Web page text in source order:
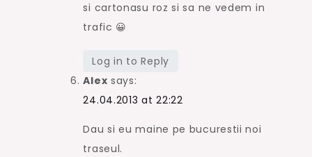
si cartonasu roz si sa ne vedem in
trafic 😀
Log in to Reply
Alex says:
24.04.2013 at 22:22
Dau si eu maine pe bucurestii noi
traseul.